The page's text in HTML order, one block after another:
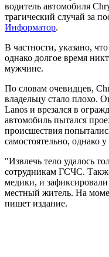
водитель автомобиля
трагический случай за
Информатор.
В частности, указано,
однако долгое время
мужчине.
По словам очевидцев,
владельцу стало плохо.
Lanos и врезался в
автомобиль пытался
происшествия
самостоятельно, однако
"Извлечь тело удалось
сотрудникам ГСЧС.
медики, и
местный житель. На
пишет издание.